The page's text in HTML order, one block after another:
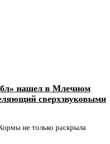
нашел в Млечном
сверхзвуковыми
не только раскрыла